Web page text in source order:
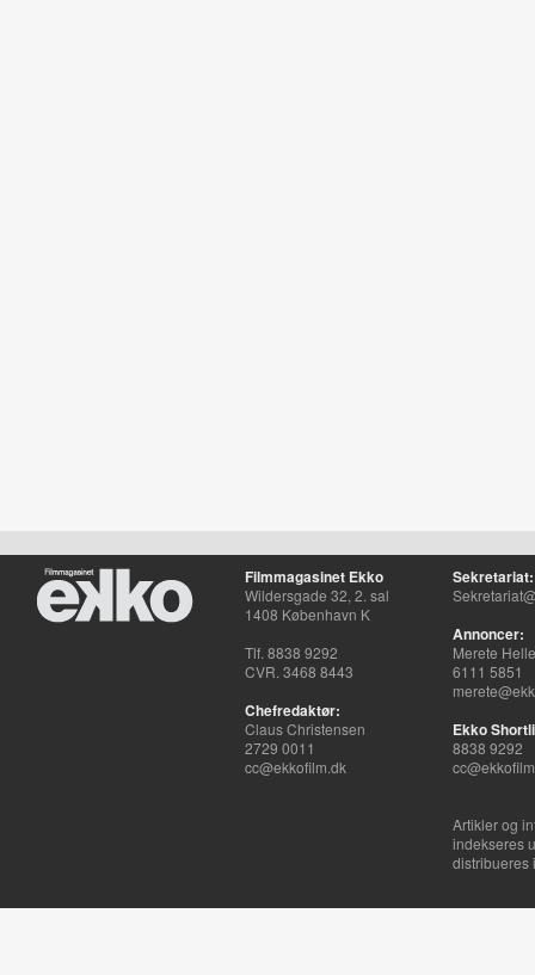
Filmmagasinet Ekko
Wildersgade 32, 2. sal
1408 København K
Tlf. 8838 9292
CVR. 3468 8443
Chefredaktør:
Claus Christensen
2729 0011
cc@ekkofilm.dk
Sekretariat:
Annoncer:
Merete
6111 5851
Ekko
8838 9292
Artikler og
indekseres
distribueres